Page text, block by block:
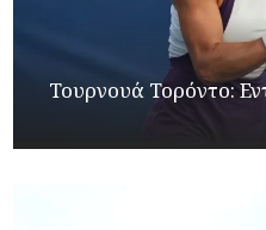
Τουρνουά Τορόντο: